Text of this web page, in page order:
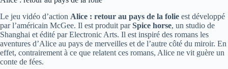
Le jeu vidéo d’action Alice : retour au pays de la folie est développé
par l’américain McGee. Il est produit parSpice horse, un studio de
Shanghai et édité par Electronic Arts. Il est inspiré des romans les
aventures d’Alice au pays de merveilles et de l’autre côté du miroir. En
effet, contrairement à ce que relatent ces romans, Alice ne vit guère un
conte de fées.